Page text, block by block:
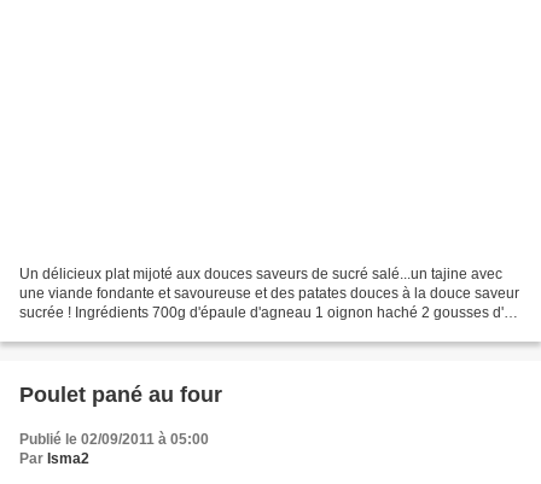
Un délicieux plat mijoté aux douces saveurs de sucré salé...un tajine avec
une viande fondante et savoureuse et des patates douces à la douce saveur
sucrée ! Ingrédients 700g d'épaule d'agneau 1 oignon haché 2 gousses d'ail
Poulet pané au four
Publié le 02/09/2011 à 05:00
Par Isma2